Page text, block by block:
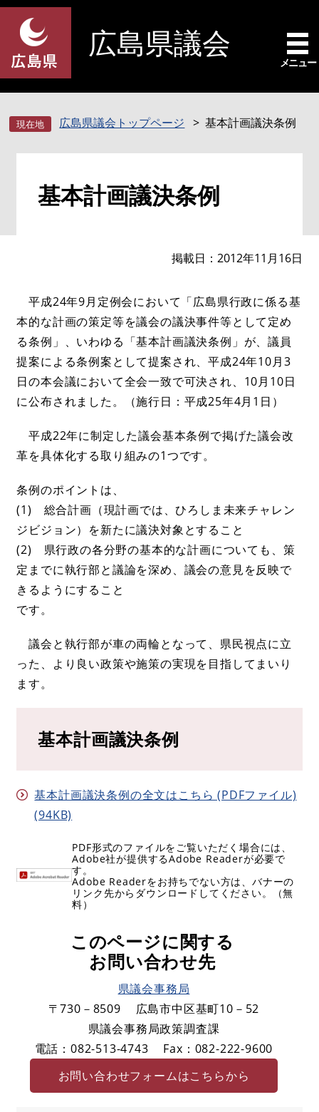
ペ
先
頭
す
メ
を
飛
し
広島県議会
メニュー
広島県議会トップページ 基本計画議決条例
基本計画議決条例
掲載日 2012年11月16日
平成24年9月定例会において「広島県行政に係る基
本的な計画の策定等を議会の議決事件等として定め
る条例」、いわゆる「基本計画議決条例」が、議員
提案による条例案として提案され、平成24年10月3
日の本会議において全会一致で可決され、10月10日
に公布されました。（施行日：平成25年4月1日）
平成22年に制定した議会基本条例で掲げた議会改
革を具体化する取り組みの1つです。
条例のポイントは、
(1) 総合計画（現計画では、ひろしま未来チャレン
ジビジョン）を新たに議決対象とすること
(2) 県行政の各分野の基本的な計画についても、策
定までに執行部と議論を深め、議会の意見を反映で
きるようにすること
です。
議会と執行部が車の両輪となって、県民視点に立
った、より良い政策や施策の実現を目指してまいり
ます。
基本計画議決条例
基本計画議決条例の全文はこちら (PDFファイル)
(94KB)
PDF形式のファイルをご覧いただく場合には、
Adobe社が提供するAdobe Readerが必要で
す。
Adobe Readerをお持ちでない方は、バナーの
リンク先からダウンロードしてください。（無
料）
このページに関する
お問い合わせ先
県議会事務局
〒730－8509
広島市中区基町10－52
県議会事務局政策調査課
電話：082-513-4743
Fax：082-222-9600
お問い合わせフォームはこちらから